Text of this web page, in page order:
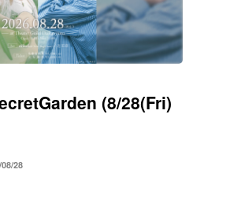
(8/28(Fri)
28